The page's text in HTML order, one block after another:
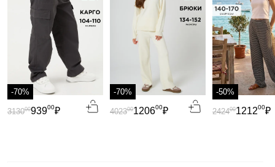
-70%
93900₽
313000
-70%
120600₽
402300
-50%
121200₽
242400